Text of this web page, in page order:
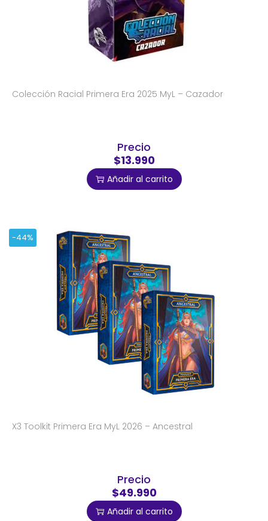
Colección Racial Primera Era 2025 MyL – Cazador
Precio
$13.990
Añadir al carrito
-44%
X3 Toolkit Primera Era MyL 2026 – Ancestral
Precio
$49.990
Añadir al carrito